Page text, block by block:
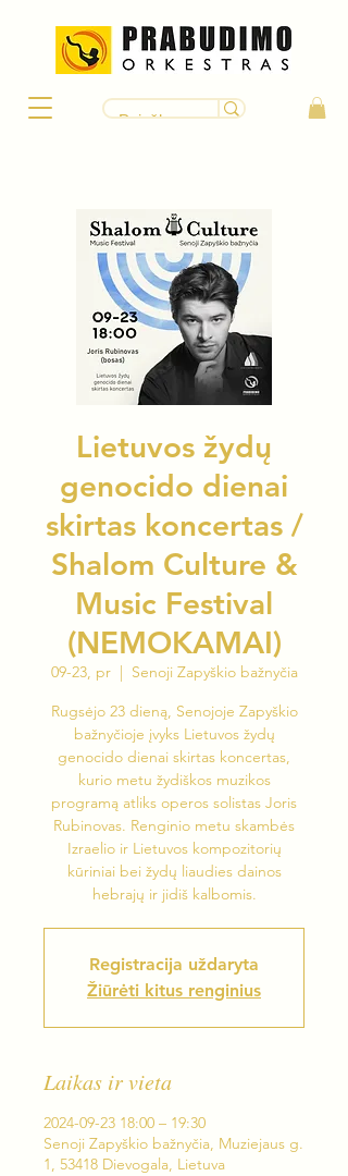
Lietuvos žydų
genocido dienai
skirtas koncertas /
Shalom Culture &
Music Festival
(NEMOKAMAI)
09-23, pr
  |
Senoji Zapyškio bažnyčia
Rugsėjo 23 dieną, Senojoje Zapyškio
bažnyčioje įvyks Lietuvos žydų
genocido dienai skirtas koncertas,
kurio metu žydiškos muzikos
programą atliks operos solistas Joris
Rubinovas. Renginio metu skambės
Izraelio ir Lietuvos kompozitorių
kūriniai bei žydų liaudies dainos
hebrajų ir jidiš kalbomis.
Registracija uždaryta
Žiūrėti kitus renginius
Laikas ir vieta
2024-09-23 18:00 – 19:30
Senoji Zapyškio bažnyčia, Muziejaus g.
1, 53418 Dievogala, Lietuva